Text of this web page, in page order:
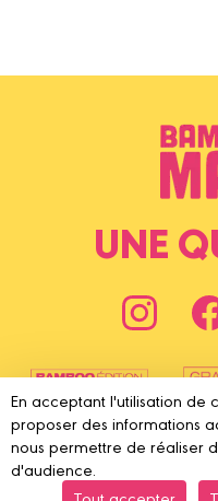
UNE
En acceptant l'utilisation de
proposer des informations
nous permettre de réaliser
d'audience.